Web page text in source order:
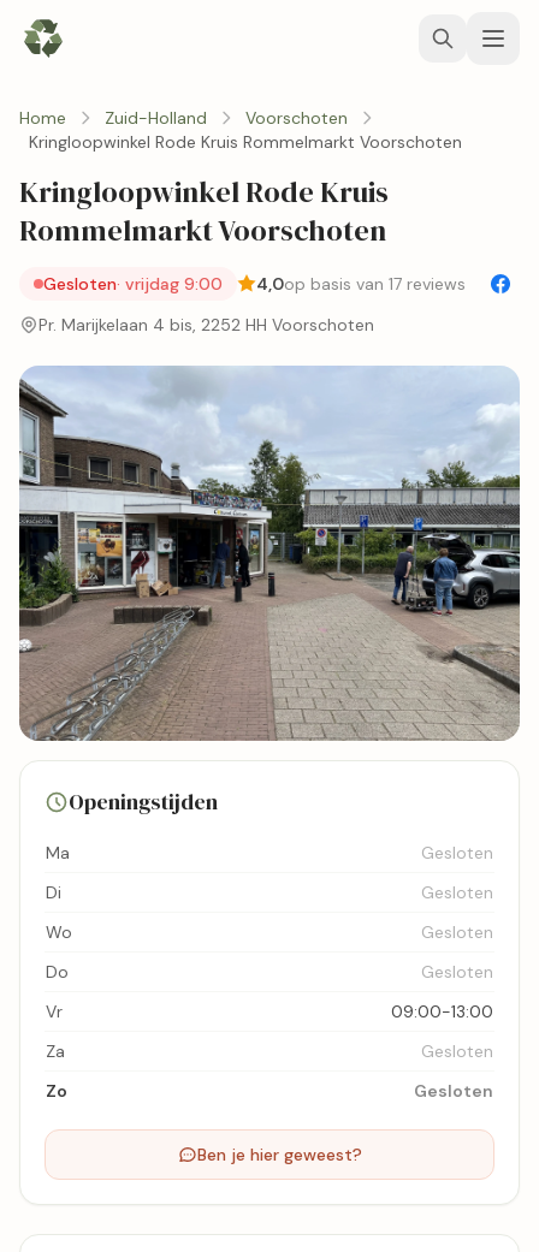
Home Zuid-Holland
Voorschoten
Kringloopwinkel Rode Kruis Rommelmarkt Voorschoten
Kringloopwinkel Rode Kruis
Rommelmarkt Voorschoten
Gesloten· vrijdag 9:00 4,0op basis van 17 reviews
Pr. Marijkelaan 4 bis, 2252 HH Voorschoten
Bekijk kaart
Openingstijden
Ma
Gesloten
Di
Gesloten
Wo
Gesloten
Do
Gesloten
Vr
09:00-13:00
Za
Gesloten
Zo
Gesloten
Ben je hier geweest?